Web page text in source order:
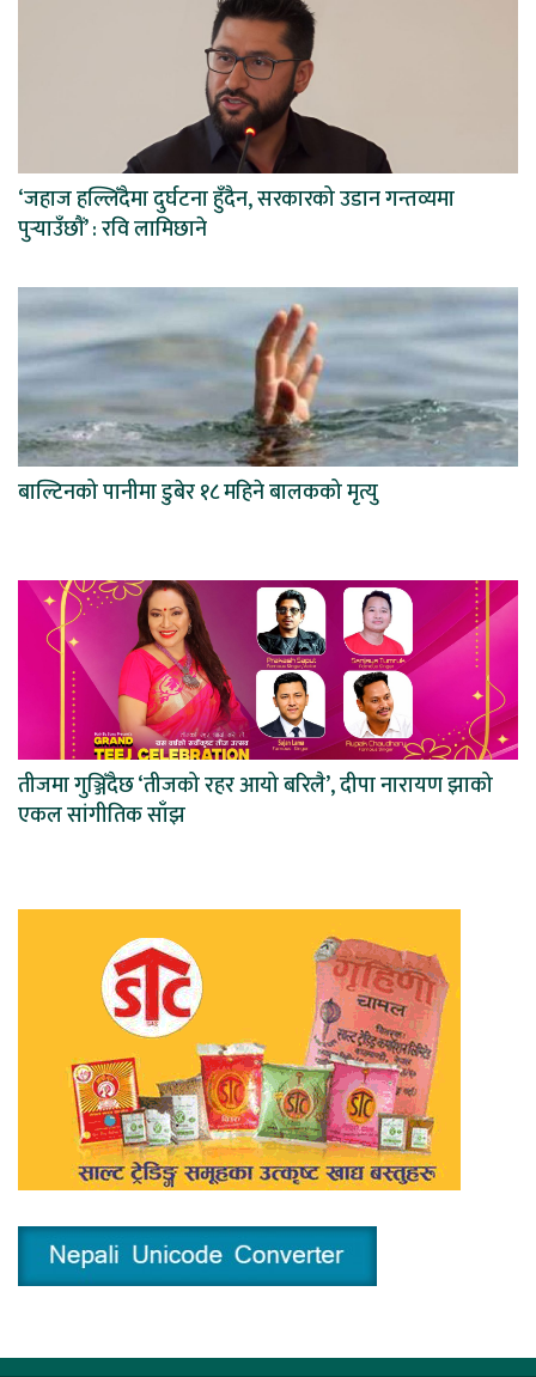
‘जहाज हल्लिँदैमा दुर्घटना हुँदैन, सरकारको उडान गन्तव्यमा
पुर्‍याउँछौं’ : रवि लामिछाने
बाल्टिनको पानीमा डुबेर १८ महिने बालकको मृत्यु
तीजमा गुञ्जिँदैछ ‘तीजको रहर आयो बरिलै’, दीपा नारायण झाको
एकल सांगीतिक साँझ